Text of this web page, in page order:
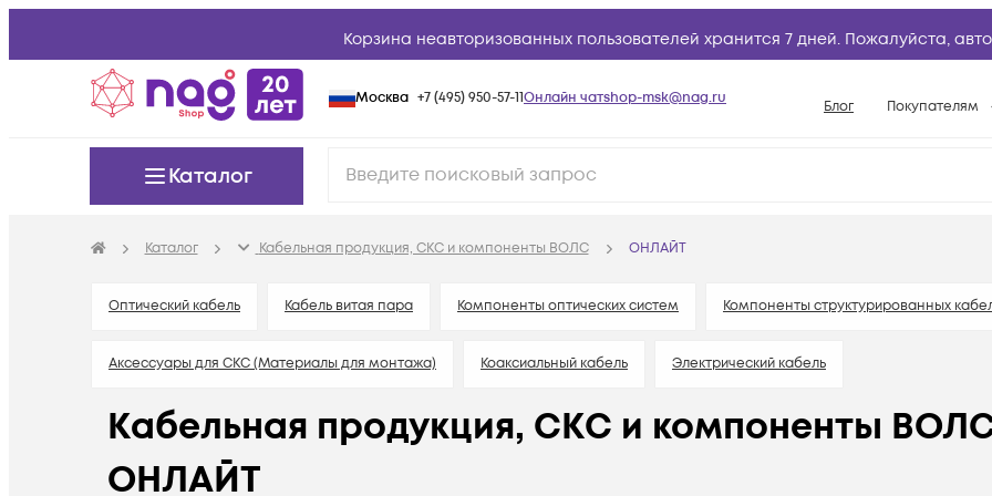
Корзина неавторизованных пользователей хранится 7 дней. Пожалуйста,
Москва +7 (495) 950-57-11Онлайн чатshop-msk@nag.ru Блог Покупателям
Гарантийное
База знаний
Каталог
Каталог Кабельная продукция, СКС и компоненты ВОЛС ОНЛАЙТ
Оптический кабель Кабель витая пара Компоненты оптических систем Компоненты структурированных
Аксессуары для СКС (Материалы для монтажа) Коаксиальный кабель Электрический кабель
Кабельная продукция, СКС и компоненты
ОНЛАЙТ